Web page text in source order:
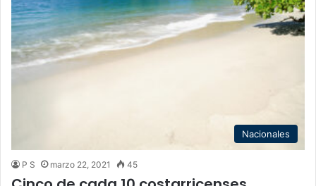
Nacionales
P S marzo 22, 2021 45